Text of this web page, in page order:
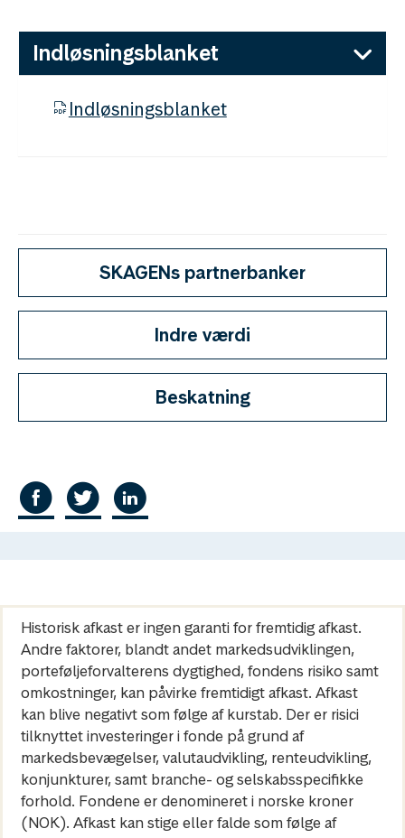
Indløsningsblanket
Indløsningsblanket
SKAGENs partnerbanker
Indre værdi
Beskatning
Historisk afkast er ingen garanti for fremtidig afkast.
Andre faktorer, blandt andet markedsudviklingen,
porteføljeforvalterens dygtighed, fondens risiko samt
omkostninger, kan påvirke fremtidigt afkast. Afkast
kan blive negativt som følge af kurstab. Der er risici
tilknyttet investeringer i fonde på grund af
markedsbevægelser, valutaudvikling, renteudvikling,
konjunkturer, samt branche- og selskabsspecifikke
forhold. Fondene er denomineret i norske kroner
(NOK). Afkast kan stige eller falde som følge af